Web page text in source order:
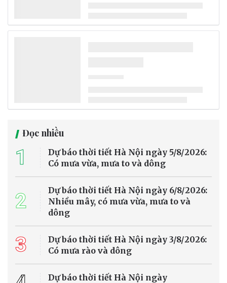
Đọc nhiều
1
Dự báo thời tiết Hà Nội ngày 5/8/2026:
Có mưa vừa, mưa to và dông
2
Dự báo thời tiết Hà Nội ngày 6/8/2026:
Nhiều mây, có mưa vừa, mưa to và
dông
3
Dự báo thời tiết Hà Nội ngày 3/8/2026:
Có mưa rào và dông
Dự báo thời tiết Hà Nội ngày